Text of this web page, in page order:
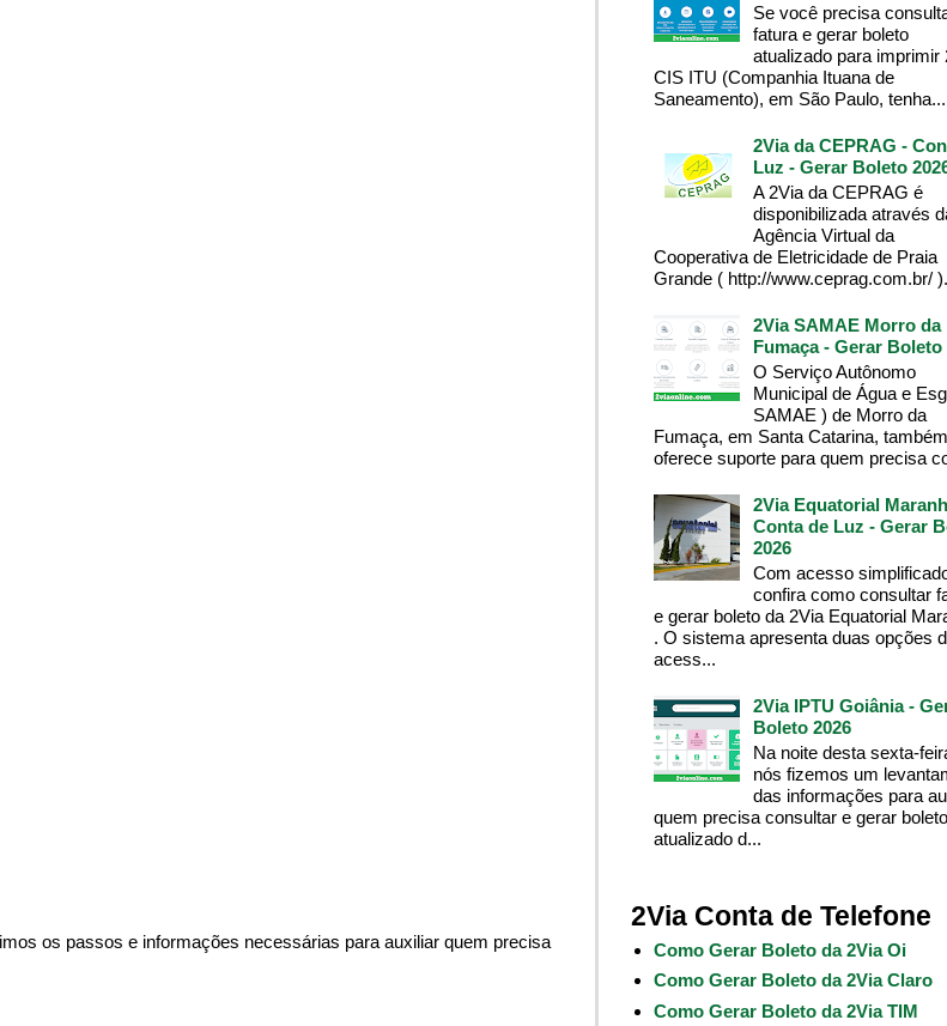
os passos e informações necessárias para auxiliar quem precisa
Se você precisa
fatura e gerar boleto
atualizado para imprimir
CIS ITU (Companhia Ituana de
Saneamento), em São Paulo, tenha...
2Via da CEPRAG -
Luz - Gerar Boleto
A 2Via da CEPRAG é
disponibilizada através
Agência Virtual da
Cooperativa de Eletricidade de Praia
Grande ( http://www.ceprag.com.br/
2Via SAMAE Morro da
Fumaça - Gerar Boleto
O Serviço Autônomo
Municipal de Água e
SAMAE ) de Morro da
Fumaça, em Santa Catarina, também
oferece suporte para quem precisa
2Via Equatorial
Conta de Luz - Gerar
2026
Com acesso
confira como consultar
e gerar boleto da 2Via Equatorial
. O sistema apresenta duas opções
acess...
2Via IPTU Goiânia -
Boleto 2026
Na noite desta sexta-
nós fizemos um
das informações para
quem precisa consultar e gerar boleto
atualizado d...
2Via Conta de Telefone
Como Gerar Boleto da 2Via Oi
Como Gerar Boleto da 2Via Claro
Como Gerar Boleto da 2Via TIM